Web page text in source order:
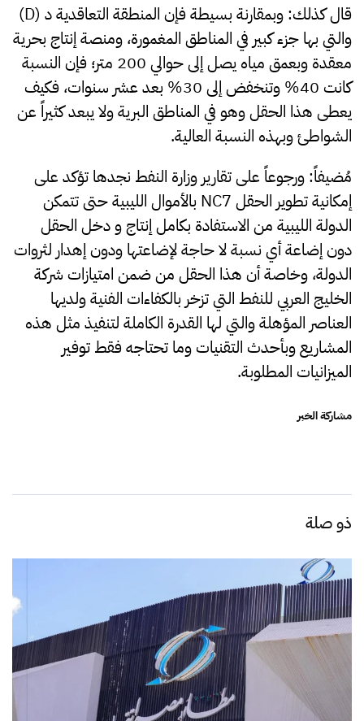
قال كذلك: وبمقارنة بسيطة فإن المنطقة التعاقدية د (D)
والتي بها جزء كبير في المناطق المغمورة، ومنصة إنتاج بحرية
معقدة وبعمق مياه يصل إلى حوالي 200 متر؛ فإن النسبة
كانت 40% وتنخفض إلى 30% بعد عشر سنوات، فكيف
يعطى هذا الحقل وهو في المناطق البرية ولا يبعد كثيراً عن
الشواطئ وبهذه النسبة العالية.
مُضيفاً: ورجوعاً على تقارير وزارة النفط نجدها تؤكد على
إمكانية تطوير الحقل NC7 بالأموال الليبية حتى تتمكن
الدولة الليبية من الاستفادة بكامل إنتاج و دخل الحقل
دون إضاعة أي نسبة لا حاجة لإضاعتها ودون إهدار لثروات
الدولة، وخاصة أن هذا الحقل من ضمن امتيازات شركة
الخليج العربي للنفط التي تزخر بالكفاءات الفنية ولديها
العناصر المؤهلة والتي لها القدرة الكاملة لتنفيذ مثل هذه
المشاريع وبأحدث التقنيات وما تحتاجه فقط توفير
الميزانيات المطلوبة.
مشاركة الخبر
ذو صلة